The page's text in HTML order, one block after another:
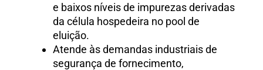
e baixos níveis de impurezas derivadas
da célula hospedeira no pool de
eluição.
Atende às demandas industriais de
segurança de fornecimento,